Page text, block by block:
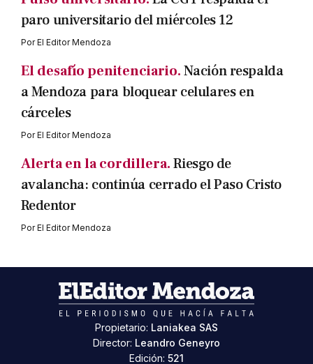
paro universitario del miércoles 12
PorEl Editor Mendoza
El desafío penitenciario.Nación respalda
a Mendoza para bloquear celulares en
cárceles
PorEl Editor Mendoza
Alerta en la cordillera.Riesgo de
avalancha: continúa cerrado el Paso Cristo
Redentor
PorEl Editor Mendoza
Propietario: Laniakea SAS
Director: Leandro Geneyro
Edición: 521